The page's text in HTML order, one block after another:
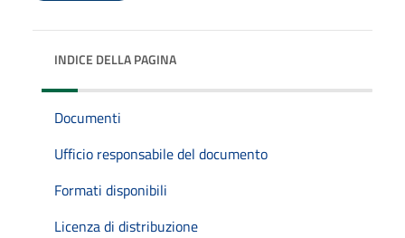
INDICE DELLA PAGINA
Documenti
Ufficio responsabile del documento
Formati disponibili
Licenza di distribuzione